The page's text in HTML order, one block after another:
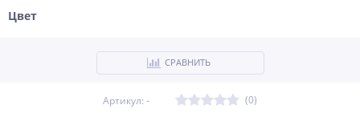
СРАВНИТЬ
Артикул: - (0)
Цвет